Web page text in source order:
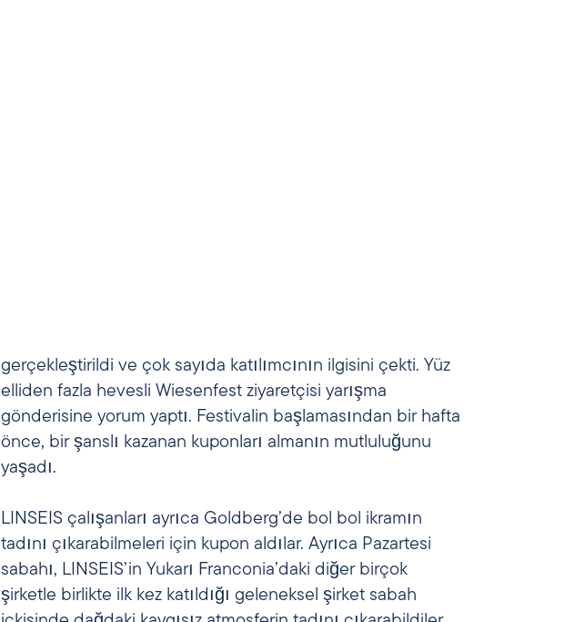
gerçekleştirildi ve çok sayıda katılımcının ilgisini çekti. Yüz
elliden fazla hevesli Wiesenfest ziyaretçisi yarışma
gönderisine yorum yaptı. Festivalin başlamasından bir hafta
önce, bir şanslı kazanan kuponları almanın mutluluğunu
yaşadı.
LINSEIS çalışanları ayrıca Goldberg’de bol bol ikramın
tadını çıkarabilmeleri için kupon aldılar. Ayrıca Pazartesi
sabahı, LINSEIS’in Yukarı Franconia’daki diğer birçok
şirketle birlikte ilk kez katıldığı geleneksel şirket sabah